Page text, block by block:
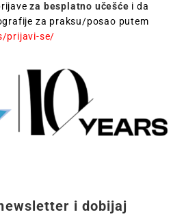
za besplatno učešće i da
za praksu/posao putem
prijavi-se/
i dobijaj